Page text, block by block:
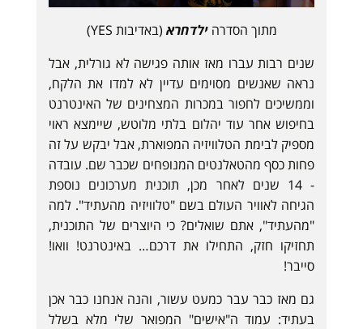
מתוך הסדרהילדחרא (באדיבות YES)
שנים רבות עברו מאז אותה פגישה לא גורלית, אבל
נראה שאנשים מסוימים עדיין לא למדו את הלקח,
וממשיכים לחפור במכרות המצחינים של האינטרנט
בחיפוש אחר עוד יהלום בלתי מלוטש, שיימצא ראוי
מספיק לבימת הטלוויזיה המפוארת, אבל יבקש על זה
פחות כסף מהטאלנטים המנופחים שכבר שם. עובדה
- 14 שנים לאחר מכן, תוכנית מערכונים נוספת
הגיחה לאוויר העולם בשם "טלוויזיה מהעתיד". למה
"מהעתיד", אתם שואלים? כי היוצרים של התוכנית,
תחזיקו חזק, התחילו את דרכם… באינטרנט! וואו!
סייבר!
גם מאז כבר עבר כמעט עשור, והנה אנחנו כבר אכן
בעתיד: עמוד ה"אישים" המפואר שלי מלא בשלל